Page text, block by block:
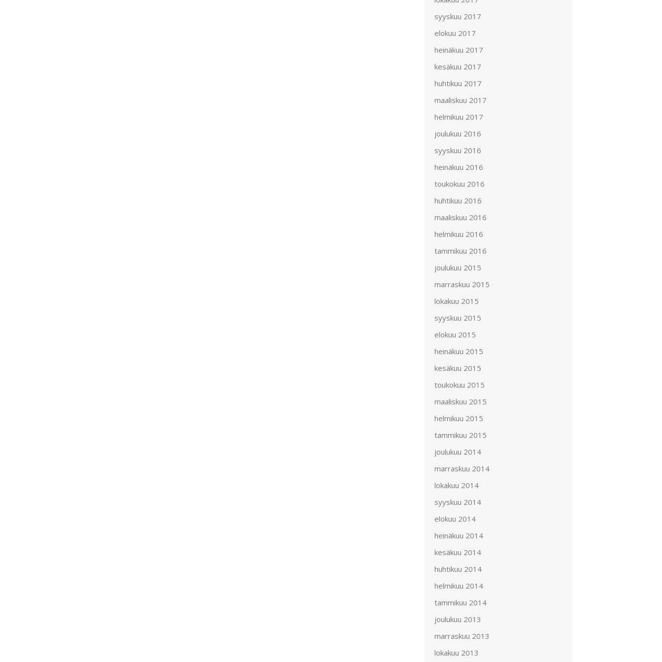
syyskuu 2017
elokuu 2017
heinäkuu 2017
kesäkuu 2017
huhtikuu 2017
maaliskuu 2017
helmikuu 2017
joulukuu 2016
syyskuu 2016
heinäkuu 2016
toukokuu 2016
huhtikuu 2016
maaliskuu 2016
helmikuu 2016
tammikuu 2016
joulukuu 2015
marraskuu 2015
lokakuu 2015
syyskuu 2015
elokuu 2015
heinäkuu 2015
kesäkuu 2015
toukokuu 2015
maaliskuu 2015
helmikuu 2015
tammikuu 2015
joulukuu 2014
marraskuu 2014
lokakuu 2014
syyskuu 2014
elokuu 2014
heinäkuu 2014
kesäkuu 2014
huhtikuu 2014
helmikuu 2014
tammikuu 2014
joulukuu 2013
marraskuu 2013
lokakuu 2013